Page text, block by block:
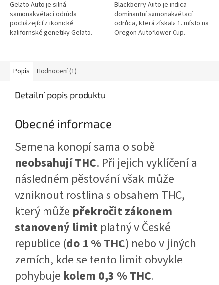
Gelato Auto je silná
samonakvétací odrůda
pocházející z ikonické
kalifornské genetiky Gelato.
Blackberry Auto je indica
dominantní samonakvétací
odrůda, která získala 1. místo na
Oregon Autoflower Cup.
Popis
Hodnocení (1)
Detailní popis produktu
Obecné informace
Semena konopí sama o sobě
neobsahují THC. Při jejich vyklíčení a
následném pěstování však může
vzniknout rostlina s obsahem THC,
který může překročit zákonem
stanovený limit platný v České
republice (do 1 % THC) nebo v jiných
zemích, kde se tento limit obvykle
pohybuje kolem 0,3 % THC.